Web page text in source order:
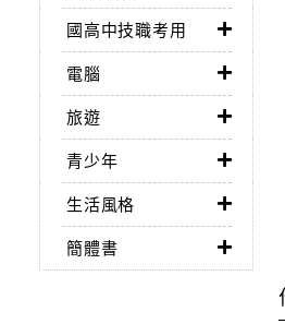
國高中技職考用
電腦
旅遊
青少年
生活風格
簡體書